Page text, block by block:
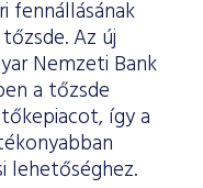
fennállásának
Az új
Nemzeti Bank
a tőzsde
így a
lehetőséghez.